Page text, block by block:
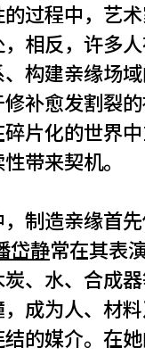
过程中，艺
相反，许多
构建亲缘场域
补愈发割裂
片化的世界
带来契机。
制造亲缘首
岱静常在其表
、水、合成
成为人、材
的媒介。在她